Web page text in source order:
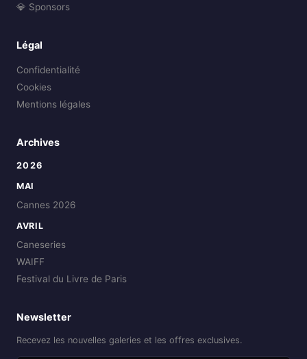
💎 Sponsors
Légal
Confidentialité
Cookies
Mentions légales
Archives
2026
MAI
Cannes 2026
AVRIL
Caneseries
WAIFF
Festival du Livre de Paris
Newsletter
Recevez les nouvelles galeries et les offres exclusives.